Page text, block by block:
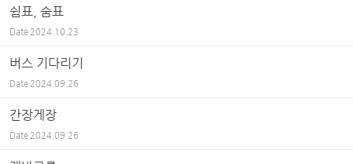
쉼표, 숨표
Date 2024.10.23
버스 기다리기
Date 2024.09.26
간장게장
Date 2024.09.26